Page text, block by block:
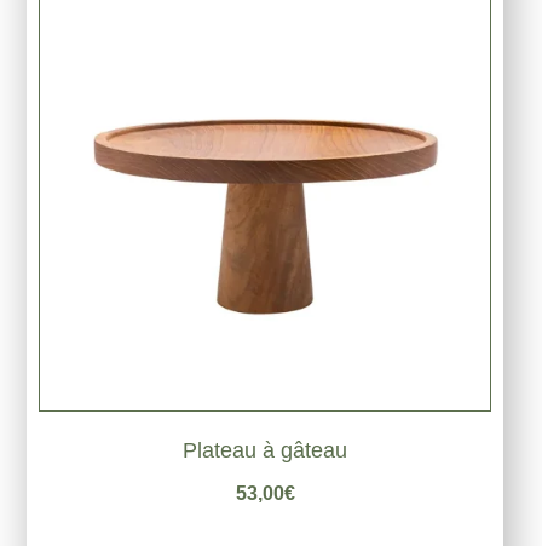
Plateau à gâteau
53,00€